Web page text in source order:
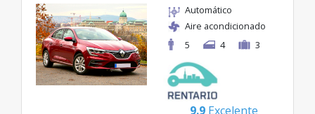
Automático
Aire acondicionado
5
4 3
9.9 Excelente